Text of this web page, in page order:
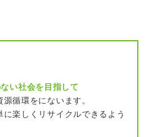
い社会を目指して
循環をにないます。
楽しくリサイクルできるよう